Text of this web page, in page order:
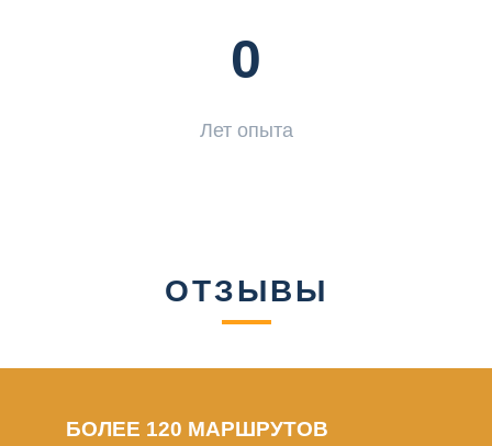
0
Лет опыта
ОТЗЫВЫ
БОЛЕЕ 120 МАРШРУТОВ